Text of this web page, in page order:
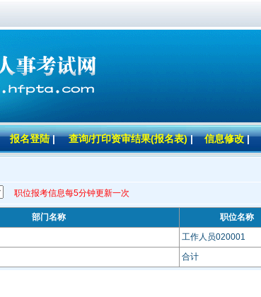
报名登陆 | 查询/打印资审结果(报名表)| 信息修改|
职位报考信息每5分钟更新一次
部门名称 职位名称
工作人员020001
合计